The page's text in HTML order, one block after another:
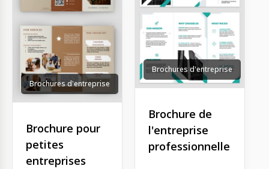
Brochures d'entreprise
Brochure pour
petites
entreprises
Brochures d'entreprise
Brochure de
l'entreprise
professionnelle